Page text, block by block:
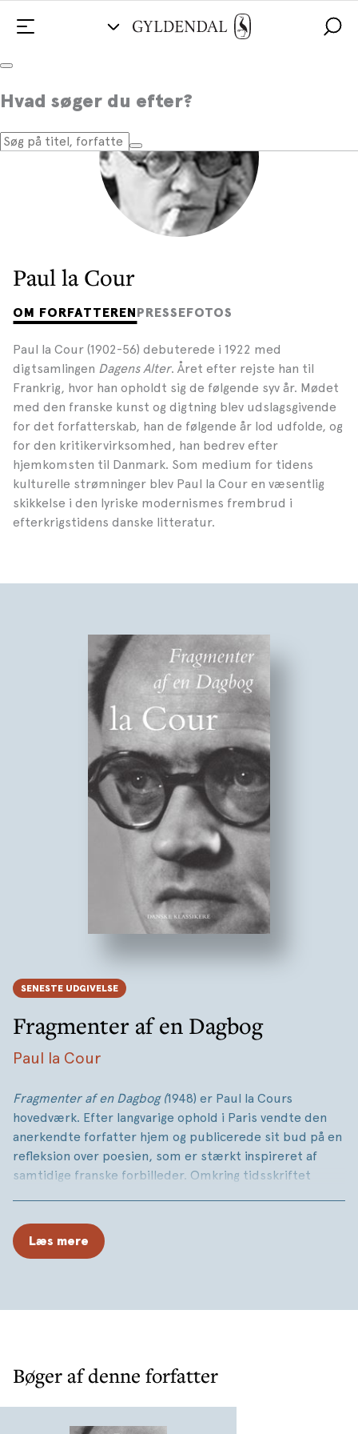
Hvad søger du efter?
Paul la Cour
OM FORFATTERENPRESSEFOTOS
Paul la Cour (1902-56) debuterede i 1922 med
digtsamlingen Dagens Alter. Året efter rejste han til
Frankrig, hvor han opholdt sig de følgende syv år. Mødet
med den franske kunst og digtning blev udslagsgivende
for det forfatterskab, han de følgende år lod udfolde, og
for den kritikervirksomhed, han bedrev efter
hjemkomsten til Danmark. Som medium for tidens
kulturelle strømninger blev Paul la Cour en væsentlig
skikkelse i den lyriske modernismes frembrud i
efterkrigstidens danske litteratur.
SENESTE UDGIVELSE
Fragmenter af en Dagbog
Paul la Cour
Fragmenter af en Dagbog (1948) er Paul la Cours
hovedværk. Efter langvarige ophold i Paris vendte den
anerkendte forfatter hjem og publicerede sit bud på en
refleksion over poesien, som er stærkt inspireret af
samtidige franske forbilleder. Omkring tidsskriftet
poesiens vegne. Fra de første numre af
hvor en del af værket først blev offentliggjort, til
udsagn fra efterkrigstidens litterære debat i Danmark.
skønlitteraturens mål og midler. De centrale spørgsmål,
Læs mere
Bøger af denne forfatter